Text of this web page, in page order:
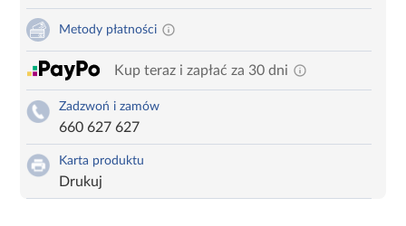
Metody płatności
Kup teraz i zapłać za 30 dni
Zadzwoń i zamów
660 627 627
Karta produktu
Drukuj